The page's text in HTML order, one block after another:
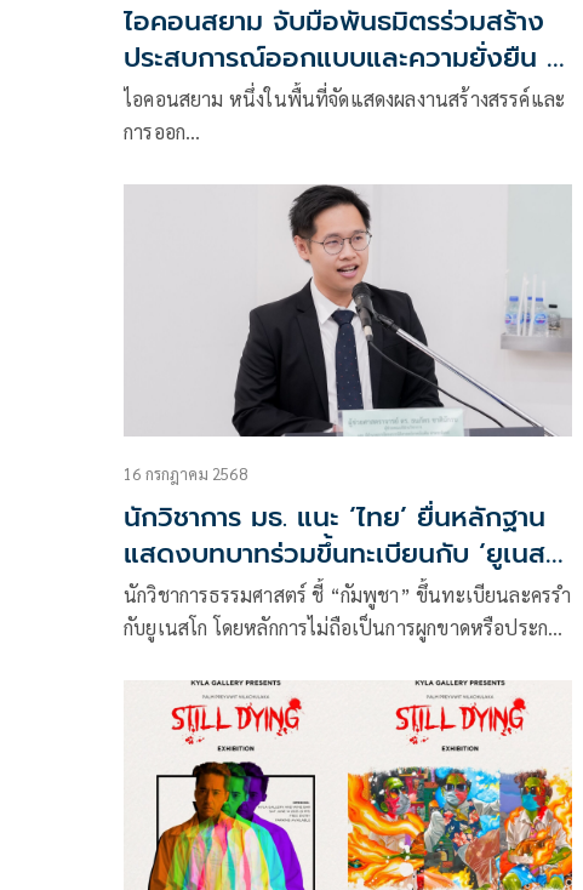
ไอคอนสยาม จับมือพันธมิตรร่วมสร้าง
ประสบการณ์ออกแบบและความยั่งยืน ใน
Bangkok Design Week 2026
ไอคอนสยาม หนึ่งในพื้นที่จัดแสดงผลงานสร้างสรรค์และ
การออก…
16 กรกฎาคม 2568
นักวิชาการ มธ. แนะ ‘ไทย’ ยื่นหลักฐาน
แสดงบทบาทร่วมขึ้นทะเบียนกับ ‘ยูเนส
โก’
นักวิชาการธรรมศาสตร์ ชี้ “กัมพูชา” ขึ้นทะเบียนละครรำ
กับยูเนสโก โดยหลักการไม่ถือเป็นการผูกขาดหรือประกาศ
แนะ “ไทย”